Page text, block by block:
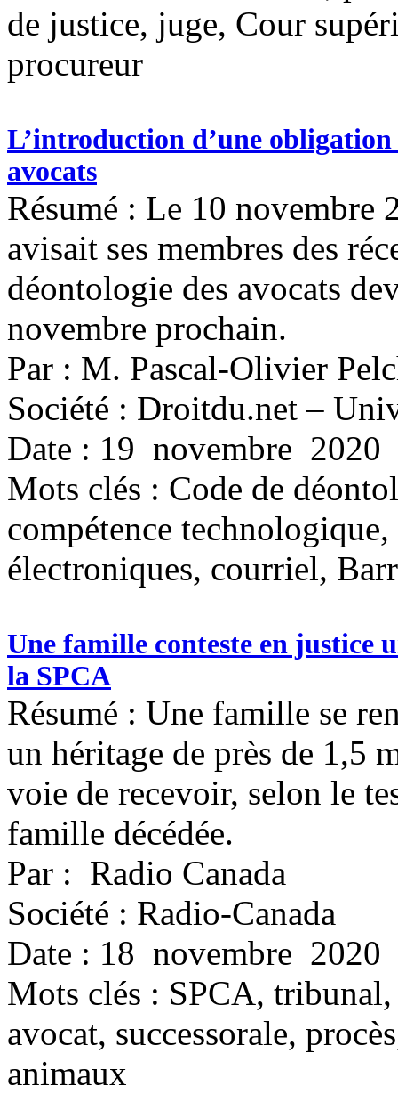
de justice, juge, Cour
procureur
L’introduction d’une obligation
avocats
Résumé : Le 10 novembre
avisait ses membres des
déontologie des avocats
novembre prochain.
Par : M. Pascal-Olivier
Société : Droitdu.net –
Date : 19 novembre 2020
Mots clés : Code de
compétence
électroniques, courriel,
Une famille conteste en justice
la SPCA
Résumé : Une famille se
un héritage de près de 1,5
voie de recevoir, selon le
famille décédée.
Par : Radio Canada
Société : Radio-Canada
Date : 18 novembre 2020
Mots clés : SPCA, tribunal,
avocat, successorale,
animaux